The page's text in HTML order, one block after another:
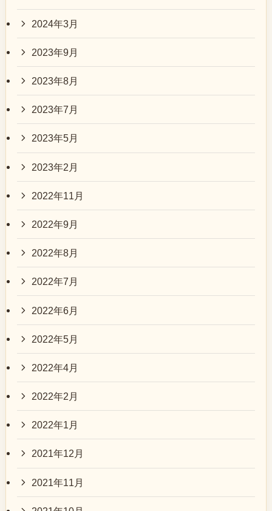
2024年3月
2023年9月
2023年8月
2023年7月
2023年5月
2023年2月
2022年11月
2022年9月
2022年8月
2022年7月
2022年6月
2022年5月
2022年4月
2022年2月
2022年1月
2021年12月
2021年11月